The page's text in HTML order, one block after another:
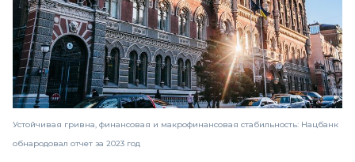
Устойчивая гривна, финансовая и макрофинансовая стабильность: Нацбанк
обнародовал отчет за 2023 год